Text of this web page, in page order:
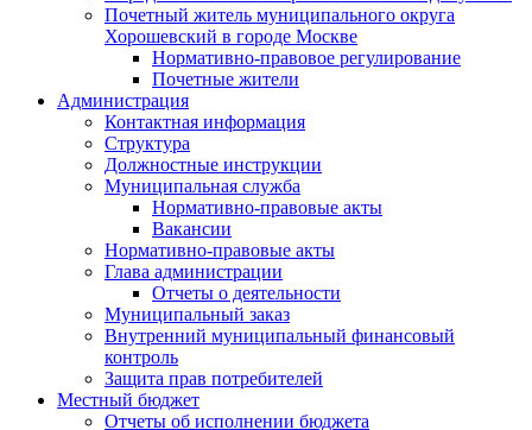
Почетный житель муниципального округа
Хорошевский в городе Москве
Нормативно-правовое регулирование
Почетные жители
Администрация
Контактная информация
Структура
Должностные инструкции
Муниципальная служба
Нормативно-правовые акты
Вакансии
Нормативно-правовые акты
Глава администрации
Отчеты о деятельности
Муниципальный заказ
Внутренний муниципальный финансовый
контроль
Защита прав потребителей
Местный бюджет
Отчеты об исполнении бюджета